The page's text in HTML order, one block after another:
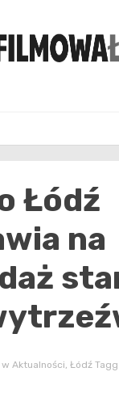
Łódź
na
w Aktualności Łódź